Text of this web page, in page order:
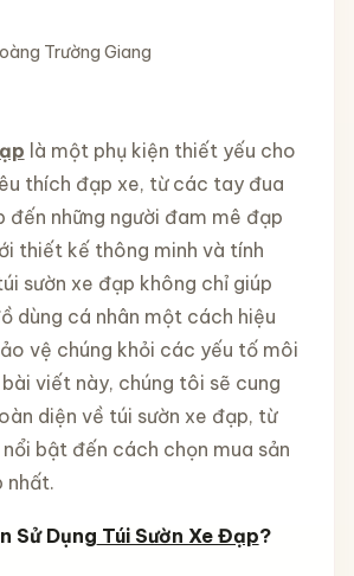
Trường Giang
là một phụ kiện thiết yếu cho
thích đạp xe, từ các tay đua
đến những người đam mê đạp
thiết kế thông minh và tính
sườn xe đạp không chỉ giúp
dùng cá nhân một cách hiệu
vệ chúng khỏi các yếu tố môi
viết này, chúng tôi sẽ cung
diện về túi sườn xe đạp, từ
bật đến cách chọn mua sản
nhất.
Sử Dụng Túi Sườn Xe Đạp?